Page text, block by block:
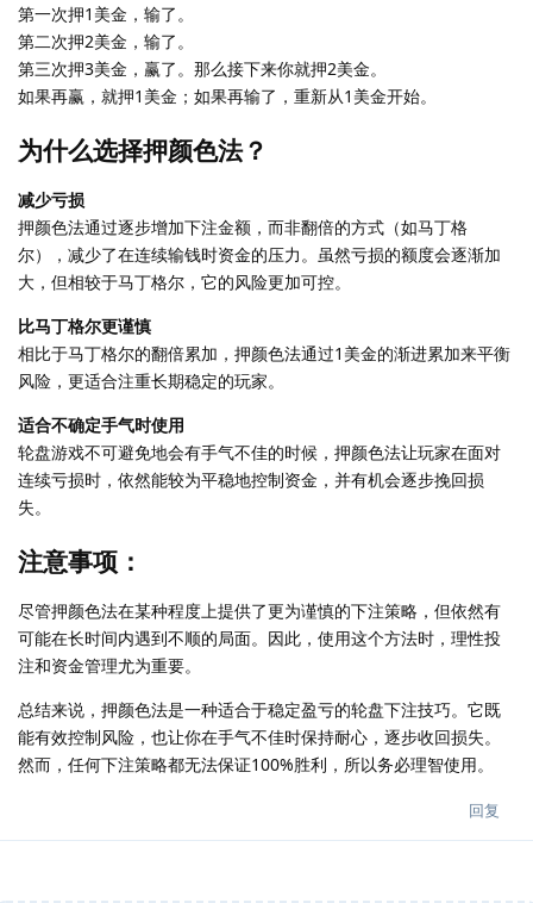
第一次押1美金，输了。
第二次押2美金，输了。
第三次押3美金，赢了。那么接下来你就押2美金。
如果再赢，就押1美金；如果再输了，重新从1美金开始。
为什么选择押颜色法？
减少亏损
押颜色法通过逐步增加下注金额，而非翻倍的方式（如马丁格
尔），减少了在连续输钱时资金的压力。虽然亏损的额度会逐渐加
大，但相较于马丁格尔，它的风险更加可控。
比马丁格尔更谨慎
相比于马丁格尔的翻倍累加，押颜色法通过1美金的渐进累加来平衡
风险，更适合注重长期稳定的玩家。
适合不确定手气时使用
轮盘游戏不可避免地会有手气不佳的时候，押颜色法让玩家在面对
连续亏损时，依然能较为平稳地控制资金，并有机会逐步挽回损
失。
注意事项：
尽管押颜色法在某种程度上提供了更为谨慎的下注策略，但依然有
可能在长时间内遇到不顺的局面。因此，使用这个方法时，理性投
注和资金管理尤为重要。
总结来说，押颜色法是一种适合于稳定盈亏的轮盘下注技巧。它既
能有效控制风险，也让你在手气不佳时保持耐心，逐步收回损失。
然而，任何下注策略都无法保证100%胜利，所以务必理智使用。
回复